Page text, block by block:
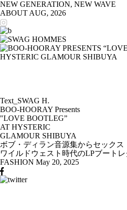
NEW GENERATION, NEW WAVE
ABOUT AUG, 2026
Text_SWAG H.
BOO-HOORAY Presents
"LOVE BOOTLEG”
AT HYSTERIC
GLAMOUR SHIBUYA
ボブ・ディラン音源集からセックス
ワイルドウェスト時代のLPブート
FASHION May 20, 2025